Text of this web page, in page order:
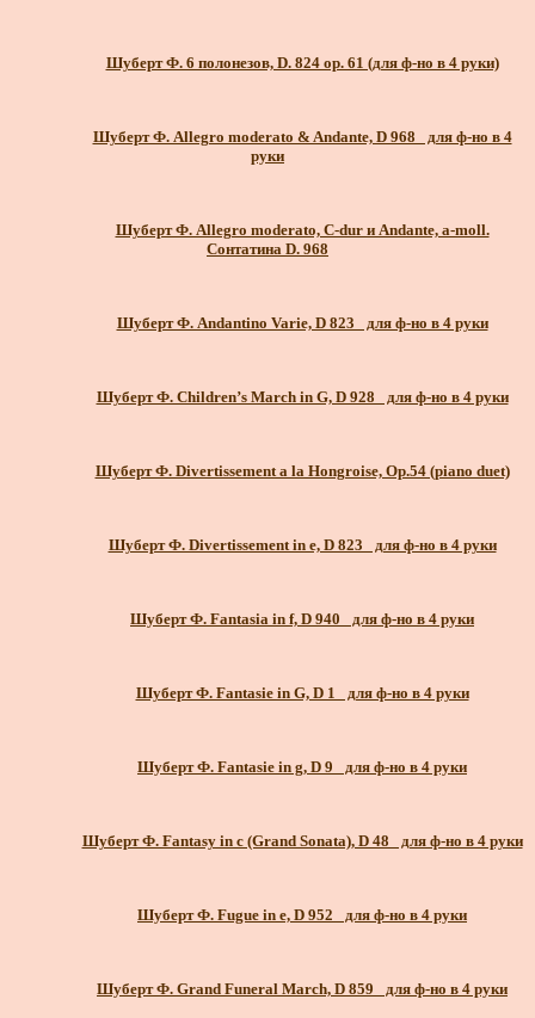
Шуберт Ф. 6 полонезов, D. 824 ор. 61 (для ф-но в 4 руки)
Шуберт Ф. Allegro moderato & Andante, D 968_ для ф-но в 4
руки
Шуберт Ф. Allegro moderato, C-dur и Andante, a-moll.
Сонтатина D. 968
Шуберт Ф. Andantino Varie, D 823_ для ф-но в 4 руки
Шуберт Ф. Children’s March in G, D 928_ для ф-но в 4 руки
Шуберт Ф. Divertissement a la Hongroise, Op.54 (piano duet)
Шуберт Ф. Divertissement in e, D 823_ для ф-но в 4 руки
Шуберт Ф. Fantasia in f, D 940_ для ф-но в 4 руки
Шуберт Ф. Fantasie in G, D 1_ для ф-но в 4 руки
Шуберт Ф. Fantasie in g, D 9_ для ф-но в 4 руки
Шуберт Ф. Fantasy in c (Grand Sonata), D 48_ для ф-но в 4 руки
Шуберт Ф. Fugue in e, D 952_ для ф-но в 4 руки
Шуберт Ф. Grand Funeral March, D 859_ для ф-но в 4 руки